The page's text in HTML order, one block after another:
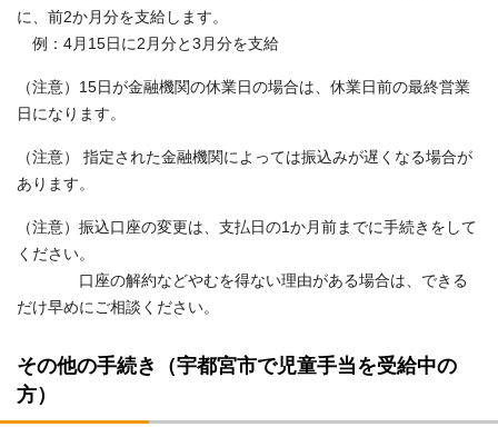
に、前2か月分を支給します。
例：4月15日に2月分と3月分を支給
（注意）15日が金融機関の休業日の場合は、休業日前の最終営業
日になります。
（注意） 指定された金融機関によっては振込みが遅くなる場合が
あります。
（注意）振込口座の変更は、支払日の1か月前までに手続きをして
ください。
口座の解約などやむを得ない理由がある場合は、できる
だけ早めにご相談ください。
その他の手続き（宇都宮市で児童手当を受給中の
方）